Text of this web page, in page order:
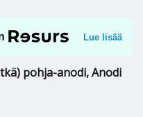
Lue lisää
pohja-anodi, Anodi